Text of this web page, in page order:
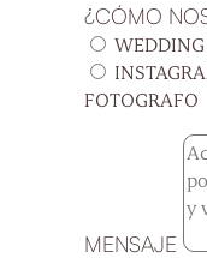
¿CÓMO
FOTOGRAFO
MENSAJE